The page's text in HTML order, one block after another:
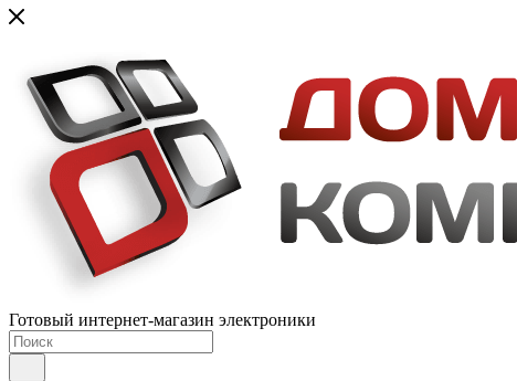
Готовый интернет-магазин электроники